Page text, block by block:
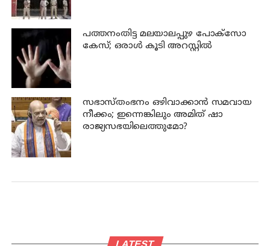
പത്തനംതിട്ട മലയാലപ്പുഴ പോക്സോ
കേസ്; ഒരാള്‍ കൂടി അറസ്റ്റില്‍
സഭാസ്തംഭനം ഒഴിവാക്കാൻ സമവായ
നീക്കം; ഇന്നെങ്കിലും അമിത് ഷാ
രാജ്യസഭയിലെത്തുമോ?
LATEST